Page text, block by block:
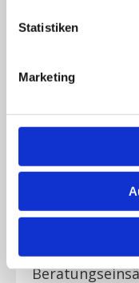
Statistiken
Marketing
Körperpflege
Hilfen bei der